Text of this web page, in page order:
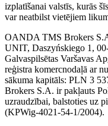
izplatīšanai valstīs, kurās
var neatbilst vietējiem
OANDA TMS Brokers
UNIT, Daszyńskiego 1,
Galvaspilsētas Varšavas
reģistra komercnodaļā ar
sākuma kapitāls: PLN 3
Brokers S.A. ir pakļauts
uzraudzībai, balstoties uz
(KPWig-4021-54-1/2004).